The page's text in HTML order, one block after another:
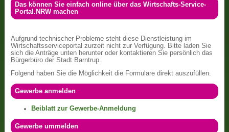
Das können Sie einfach online über das Wirtschafts-Service-
Portal.NRW machen
Aufgrund technischer Probleme steht diese Dienstleistung im
Wirtschaftsserviceportal zurzeit nicht zur Verfügung. Bitte laden Sie
sich die Anträge unten herunter oder kontaktieren Sie persönlich das
Bürgerbüro der Stadt Barntrup.
Folgend haben Sie die Möglichkeit die Formulare direkt auszufüllen.
Gewerbe anmelden
Beiblatt zur Gewerbe-Anmeldung
Gewerbe ummelden